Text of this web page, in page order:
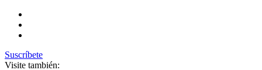
Suscríbete
Visite también: